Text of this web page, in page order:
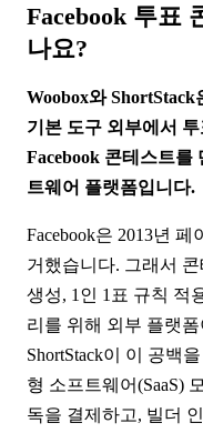
Facebook 투표
나요?
Woobox와 ShortStack
기본 도구 외부에서
Facebook 콘테스트를
트웨어 플랫폼입니다.
Facebook은 2013년
거했습니다. 그래서
생성, 1인 1표 규칙 적
리를 위해 외부 플랫
ShortStack이 이 공백
형 소프트웨어(SaaS)
독을 결제하고, 빌더